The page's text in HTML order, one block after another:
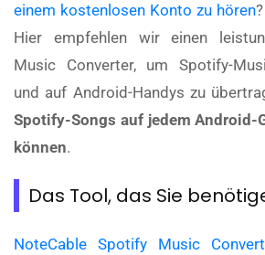
einem kostenlosen Konto zu hören
Hier empfehlen wir einen
Music Converter, um Spotify-
und auf Android-Handys zu
Spotify-Songs auf jedem Android-
können.
Das Tool, das Sie
NoteCable Spotify Music